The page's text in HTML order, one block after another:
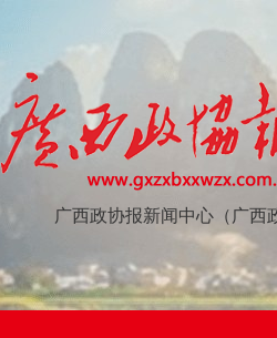
广西政协报新闻中心（广西